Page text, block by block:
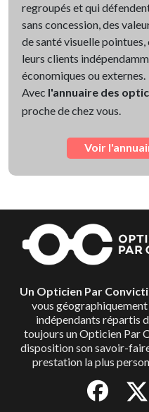
regroupés et qui
sans concession, des
de santé visuelle
leurs clients
économiques ou externes.
Avec l'annuaire des
proche de chez vous.
Voir
Un Opticien Par
vous
indépendants répartis
toujours un Opticien Par
disposition son savoir-
prestation la plus